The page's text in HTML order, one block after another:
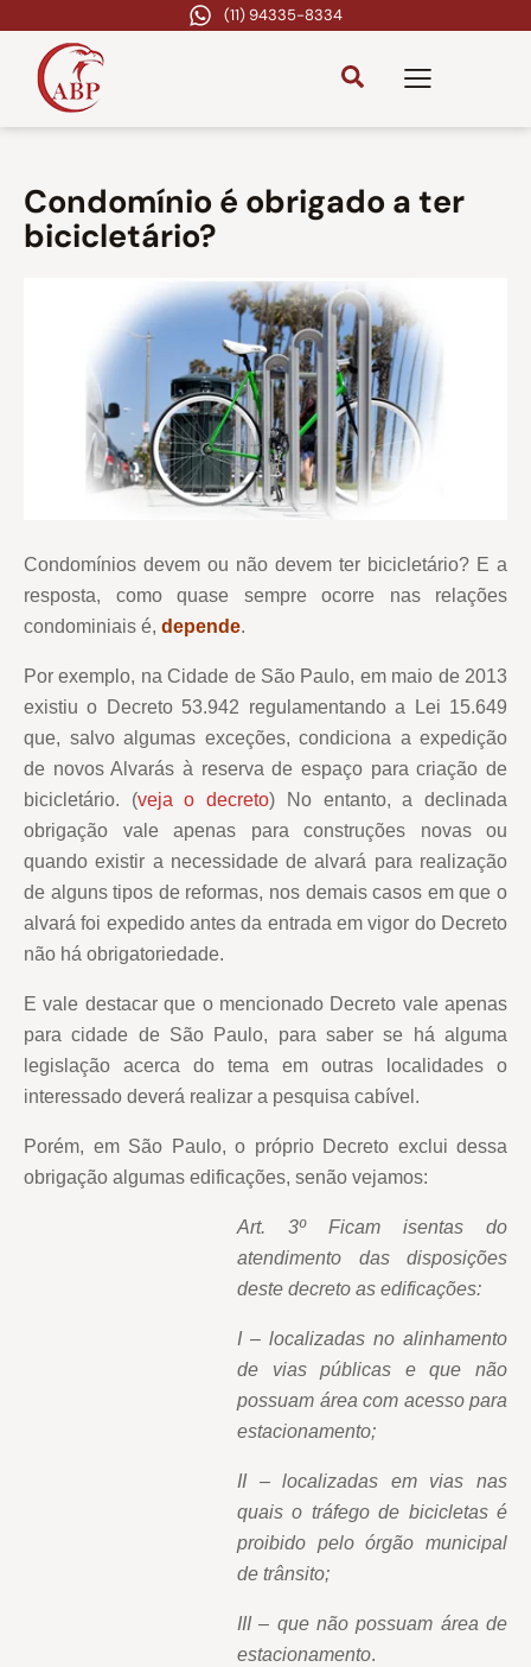
(11) 94335-8334
Condomínio é obrigado a ter
bicicletário?
Condomínios devem ou não devem ter bicicletário? E a
resposta, como quase sempre ocorre nas relações
condominiais é, depende.
Por exemplo, na Cidade de São Paulo, em maio de 2013
existiu o Decreto 53.942 regulamentando a Lei 15.649
que, salvo algumas exceções, condiciona a expedição
de novos Alvarás à reserva de espaço para criação de
bicicletário. (veja o decreto) No entanto, a declinada
obrigação vale apenas para construções novas ou
quando existir a necessidade de alvará para realização
de alguns tipos de reformas, nos demais casos em que o
alvará foi expedido antes da entrada em vigor do Decreto
não há obrigatoriedade.
E vale destacar que o mencionado Decreto vale apenas
para cidade de São Paulo, para saber se há alguma
legislação acerca do tema em outras localidades o
interessado deverá realizar a pesquisa cabível.
Porém, em São Paulo, o próprio Decreto exclui dessa
obrigação algumas edificações, senão vejamos:
Art. 3º Ficam isentas do
atendimento das disposições
deste decreto as edificações:
I – localizadas no alinhamento
de vias públicas e que não
possuam área com acesso para
estacionamento;
II – localizadas em vias nas
quais o tráfego de bicicletas é
proibido pelo órgão municipal
de trânsito;
III – que não possuam área de
estacionamento.